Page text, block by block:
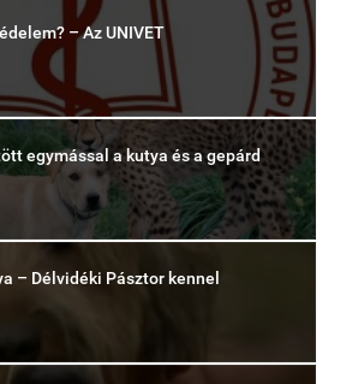
– Az UNIVET
egymással a kutya és a gepárd
– Délvidéki Pásztor kennel